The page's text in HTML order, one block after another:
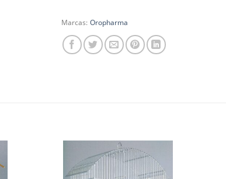
Marcas: Oropharma